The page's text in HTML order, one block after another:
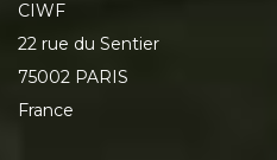
CIWF
22 rue du Sentier
75002 PARIS
France